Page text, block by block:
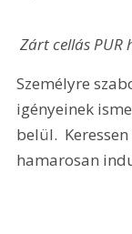
Zárt cellás PUR
Személyre
igényeinek
belül.
hamarosan